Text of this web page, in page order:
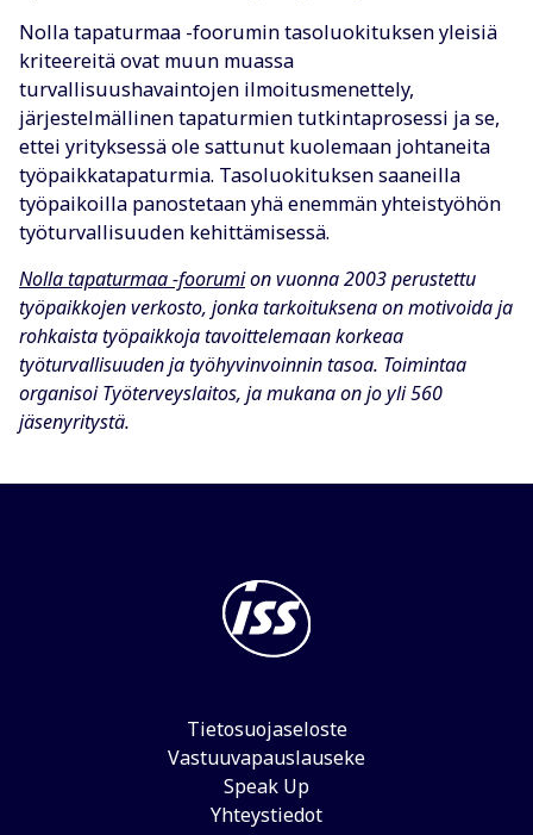
Nolla tapaturmaa -foorumin tasoluokituksen yleisiä
kriteereitä ovat muun muassa
turvallisuushavaintojen ilmoitusmenettely,
järjestelmällinen tapaturmien tutkintaprosessi ja se,
ettei yrityksessä ole sattunut kuolemaan johtaneita
työpaikkatapaturmia. Tasoluokituksen saaneilla
työpaikoilla panostetaan yhä enemmän yhteistyöhön
työturvallisuuden kehittämisessä.
Nolla tapaturmaa -foorumion vuonna 2003 perustettu
työpaikkojen verkosto, jonka tarkoituksena on motivoida ja
rohkaista työpaikkoja tavoittelemaan korkeaa
työturvallisuuden ja työhyvinvoinnin tasoa. Toimintaa
organisoi Työterveyslaitos, ja mukana on jo yli 560
jäsenyritystä.
Tietosuojaseloste
Vastuuvapauslauseke
Speak Up
Yhteystiedot